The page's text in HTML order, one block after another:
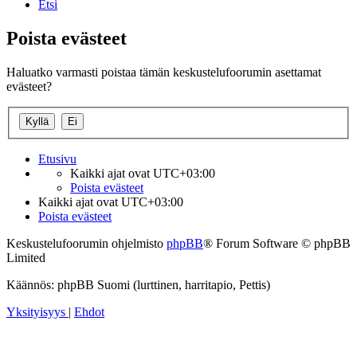
Etsi
Poista evästeet
Haluatko varmasti poistaa tämän keskustelufoorumin asettamat
evästeet?
Etusivu
Kaikki ajat ovat UTC+03:00
Poista evästeet
Kaikki ajat ovat UTC+03:00
Poista evästeet
Keskustelufoorumin ohjelmisto phpBB® Forum Software © phpBB
Limited
Käännös: phpBB Suomi (lurttinen, harritapio, Pettis)
Yksityisyys | Ehdot